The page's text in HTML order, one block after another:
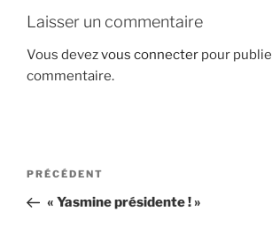
Laisser un commentaire
Vous devezvous connecter pour
commentaire.
Navigation
l’article
Article
précédent
PRÉCÉDENT
« Yasmine présidente ! »